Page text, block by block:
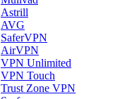
Astrill
AVG
SaferVPN
AirVPN
VPN Unlimited
VPN Touch
Trust Zone VPN